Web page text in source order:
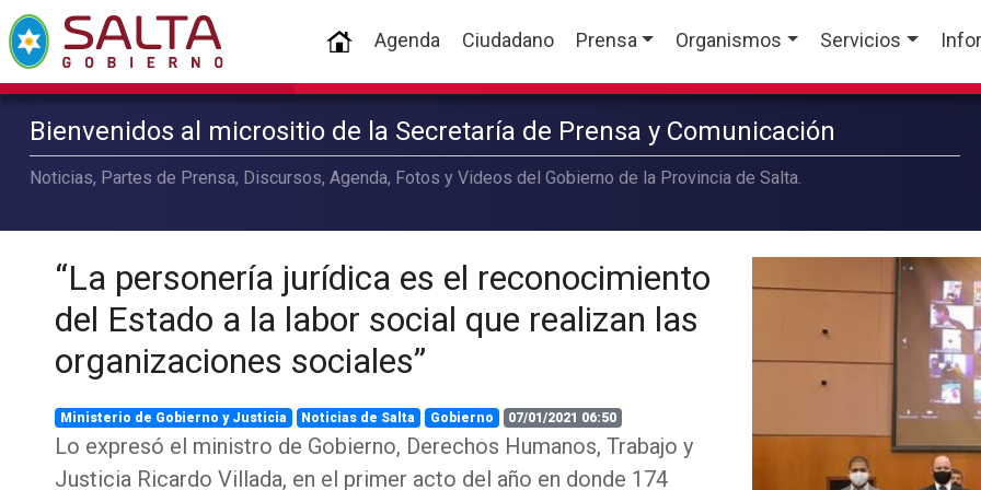
(current)
Agenda Ciudadano Prensa Organismos Servicios
Bienvenidos al micrositio de la Secretaría de Prensa y Comunicación
Noticias, Partes de Prensa, Discursos, Agenda, Fotos y Videos del Gobierno de la Provincia de Salta.
“La personería jurídica es el reconocimiento
del Estado a la labor social que realizan las
organizaciones sociales”
Ministerio de Gobierno y Justicia Noticias de Salta Gobierno 07/01/2021 06:50
Lo expresó el ministro de Gobierno, Derechos Humanos, Trabajo y
Justicia Ricardo Villada, en el primer acto del año en donde 174